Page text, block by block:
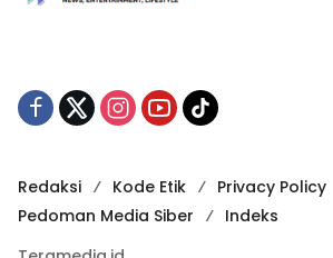
Redaksi Kode Etik Privacy Policy
Pedoman Media Siber
Indeks